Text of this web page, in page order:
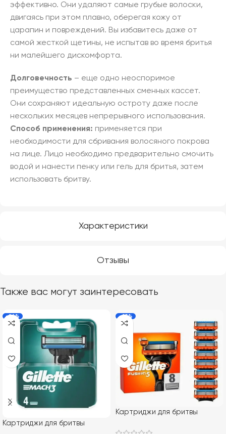
Характеристики
Отзывы
эффективно. Они удаляют самые грубые волоски,
двигаясь при этом плавно, оберегая кожу от
царапин и повреждений. Вы избавитесь даже от
самой жесткой щетины, не испытав во время бритья
ни малейшего дискомфорта.
Долговечность – еще одно неоспоримое
преимущество представленных сменных кассет.
Они сохраняют идеальную остроту даже после
нескольких месяцев непрерывного использования.
Способ применения: применяется при
необходимости для сбривания волосяного покрова
на лице. Лицо необходимо предварительно смочить
водой и нанести пенку или гель для бритья, затем
использовать бритву.
Также вас могут заинтересовать
-26%
Картриджи для бритвы
-25%
Картриджи для бритвы